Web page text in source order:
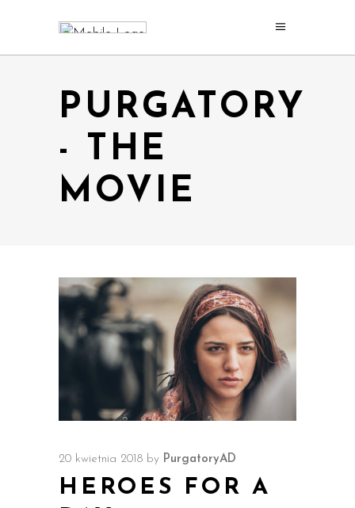
PURGATORY
- THE
MOVIE
20 kwietnia 2018 by PurgatoryAD
HEROES FOR A